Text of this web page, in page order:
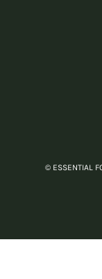
© ESSENTIAL